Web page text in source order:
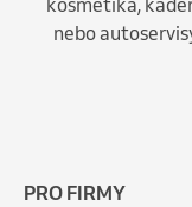
nebo
PRO FIRMY